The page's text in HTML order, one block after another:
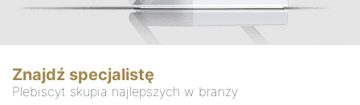
Znajdź specjalistę
Plebiscyt skupia najlepszych w branży